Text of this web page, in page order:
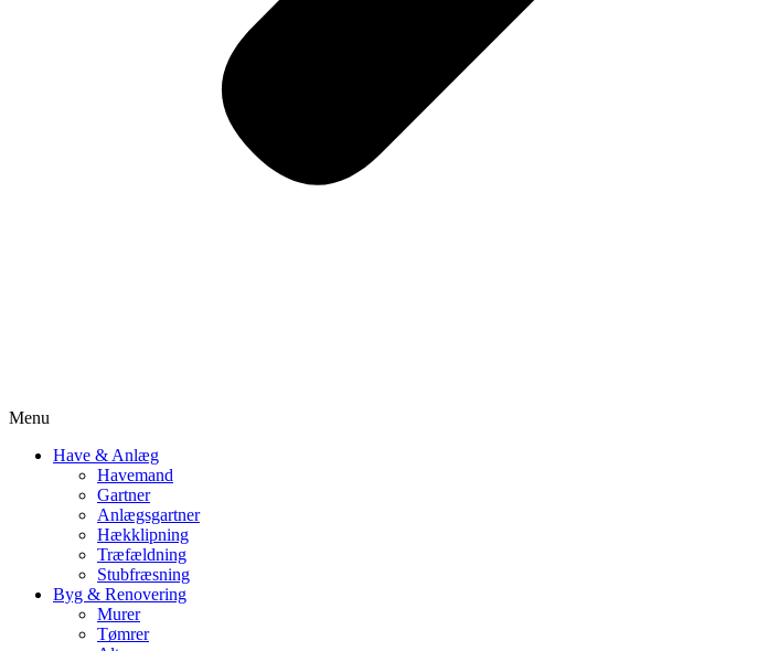
Menu
Have & Anlæg
Havemand
Gartner
Anlægsgartner
Hækklipning
Træfældning
Stubfræsning
Byg & Renovering
Murer
Tømrer